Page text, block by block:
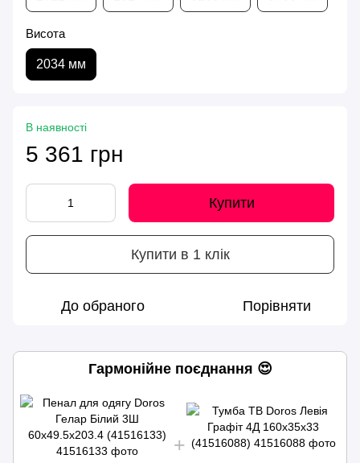
Висота
2034 мм
В наявності
5 361 грн
Купити
Купити в 1 клік
До обраного Порівняти
Гармонійне поєднання 😍